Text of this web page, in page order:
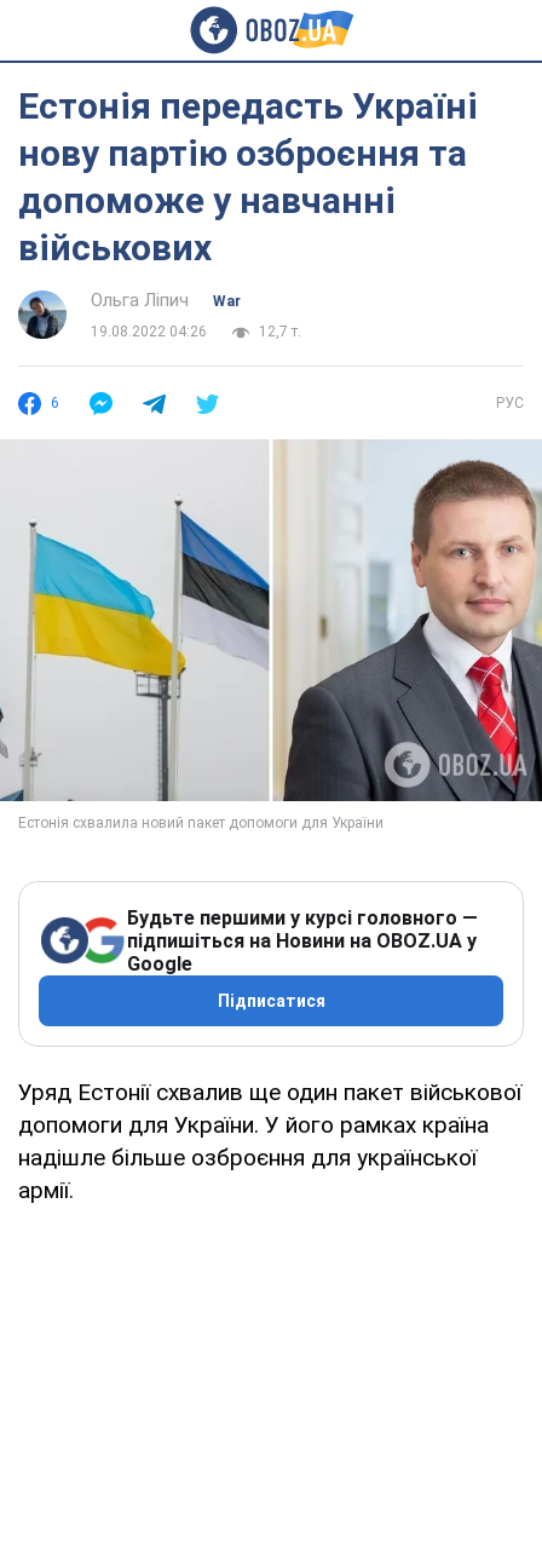
Естонія передасть Україні
нову партію озброєння та
допоможе у навчанні
військових
Ольга Ліпич
War
19.08.2022 04:26
12,7 т.
6 РУС
Будьте першими у курсі головного —
підпишіться на Новини на OBOZ.UA у
Google
Підписатися
Уряд Естонії схвалив ще один пакет військової
допомоги для України. У його рамках країна
надішле більше озброєння для української
армії.